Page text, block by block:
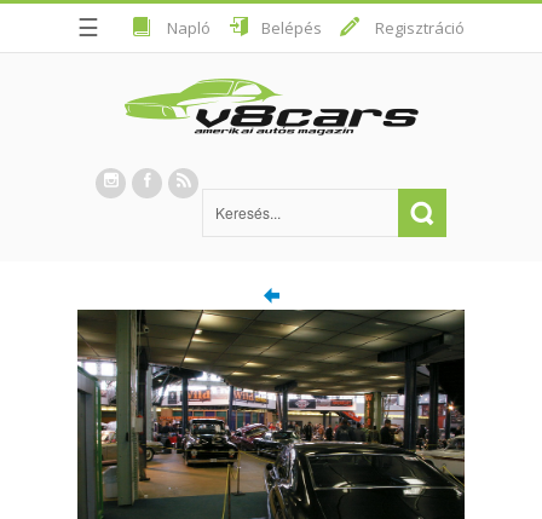
☰ Napló Belépés Regisztráció